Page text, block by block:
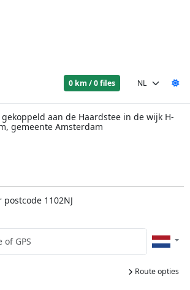
0 km / 0 files
gekoppeld aan de Haardstee in de wijk H-
gemeente Amsterdam
1102NJ
Route opties